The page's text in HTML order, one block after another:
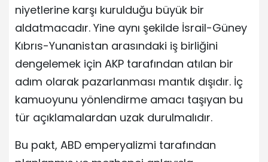
niyetlerine karşı kurulduğu büyük bir
aldatmacadır. Yine aynı şekilde İsrail-Güney
Kıbrıs-Yunanistan arasındaki iş birliğini
dengelemek için AKP tarafından atılan bir
adım olarak pazarlanması mantık dışıdır. İç
kamuoyunu yönlendirme amacı taşıyan bu
tür açıklamalardan uzak durulmalıdır.
Bu pakt, ABD emperyalizmi tarafından